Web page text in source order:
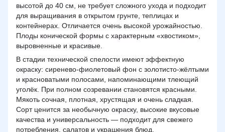
высотой до 40 см, не требует сложного ухода и подходит
для выращивания в открытом грунте, теплицах и
контейнерах. Отличается очень высокой урожайностью.
Плоды конической формы с характерным «хвостиком»,
выровненные и красивые.
В стадии технической спелости имеют эффектную
окраску: сиренево-фиолетовый фон с золотисто-жёлтыми
и красноватыми полосами, напоминающими тлеющий
уголёк. При полном созревании становятся красными.
Мякоть сочная, плотная, хрустящая и очень сладкая.
Сорт ценится за необычную окраску, высокие вкусовые
качества и универсальность — подходит для свежего
потребления, салатов и украшения блюд.